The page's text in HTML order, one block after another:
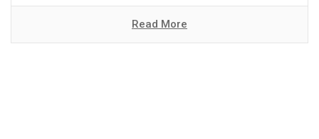
Read More